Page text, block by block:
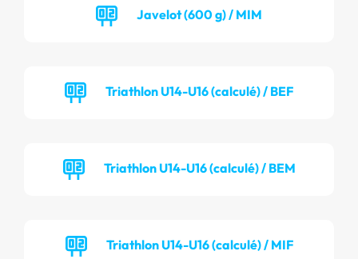
Javelot (600 g) / MIM
Triathlon U14-U16 (calculé) / BEF
Triathlon U14-U16 (calculé) / BEM
Triathlon U14-U16 (calculé) / MIF